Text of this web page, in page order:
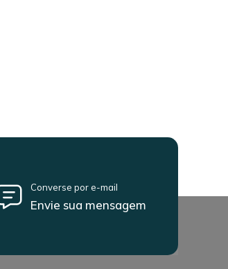
Converse por e-mail
Envie sua mensagem